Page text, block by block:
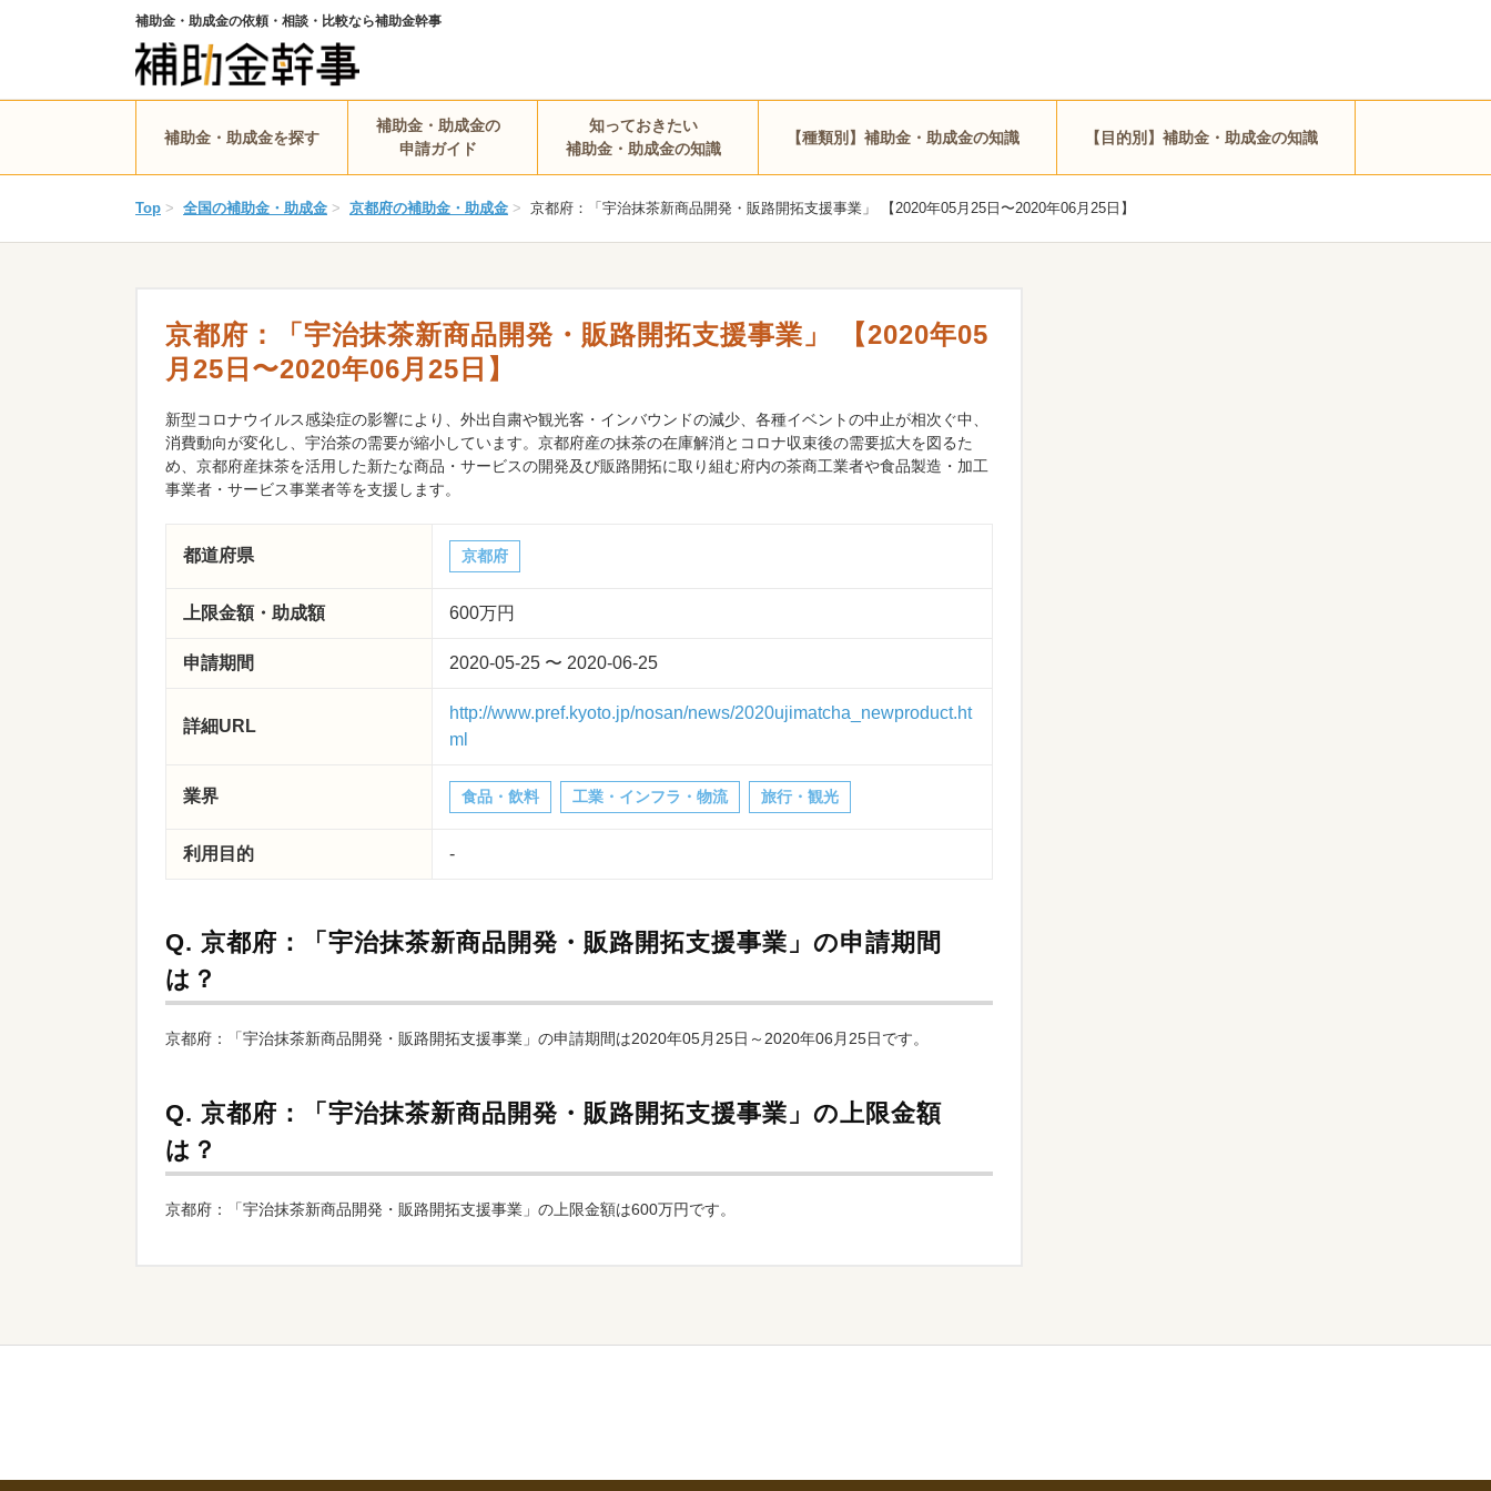
補助金・助成金の依頼・相談・比較なら補助金幹事
補助金・助成金を探す
補助金・助成金の
申請ガイド
知っておきたい
補助金・助成金の知識
【種類別】補助金・助成金の知識 【目的別】補助金・助成金の知識
Top > 全国の補助金・助成金 > 京都府の補助金・助成金 > 京都府：「宇治抹茶新商品開発・販路開拓支援事業」 【2020年05月25日〜2020年06月25日】
京都府：「宇治抹茶新商品開発・販路開拓支援事業」 【2020年05
月25日〜2020年06月25日】
新型コロナウイルス感染症の影響により、外出自粛や観光客・インバウンドの減少、各種イベントの中止が相次ぐ中、
消費動向が変化し、宇治茶の需要が縮小しています。京都府産の抹茶の在庫解消とコロナ収束後の需要拡大を図るた
め、京都府産抹茶を活用した新たな商品・サービスの開発及び販路開拓に取り組む府内の茶商工業者や食品製造・加工
事業者・サービス事業者等を支援します。
都道府県 京都府
上限金額・助成額 600万円
申請期間 2020-05-25 〜 2020-06-25
詳細URL
http://www.pref.kyoto.jp/nosan/news/2020ujimatcha_newproduct.ht
ml
業界 食品・飲料 工業・インフラ・物流 旅行・観光
利用目的 -
Q. 京都府：「宇治抹茶新商品開発・販路開拓支援事業」の申請期間
は？
京都府：「宇治抹茶新商品開発・販路開拓支援事業」の申請期間は2020年05月25日～2020年06月25日です。
Q. 京都府：「宇治抹茶新商品開発・販路開拓支援事業」の上限金額
は？
京都府：「宇治抹茶新商品開発・販路開拓支援事業」の上限金額は600万円です。